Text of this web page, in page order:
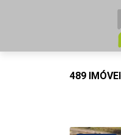
489